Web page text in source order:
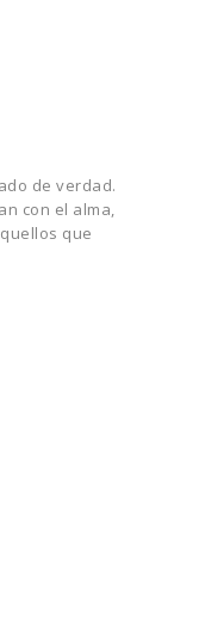
de verdad.
con el alma,
que